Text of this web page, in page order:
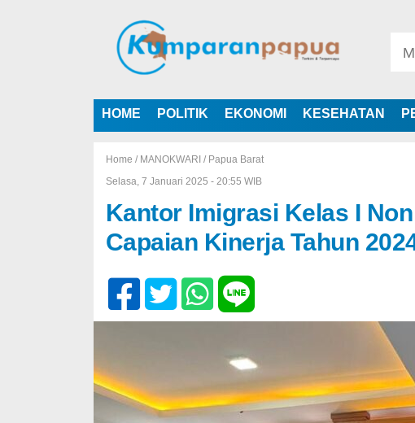
HOME POLITIK EKONOMI KESEHATAN
Home / MANOKWARI / Papua Barat
Selasa, 7 Januari 2025 - 20:55 WIB
Kantor Imigrasi Kelas I
Capaian Kinerja Tahun